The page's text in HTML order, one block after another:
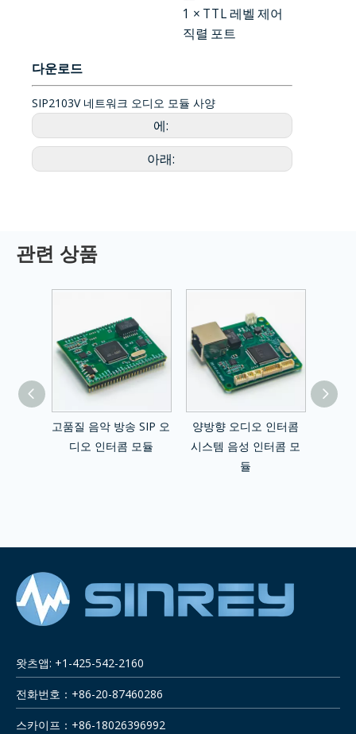
1 × TTL 레벨 제어
직렬 포트
다운로드
SIP2103V 네트워크 오디오 모듈 사양
에:
아래:
관련 상품
고품질 음악 방송 SIP 오
디오 인터콤 모듈
양방향 오디오 인터콤
시스템 음성 인터콤 모
듈
왓츠앱: +1-425-542-2160
전화번호：+86-20-87460286
스카이프：+86-18026396992